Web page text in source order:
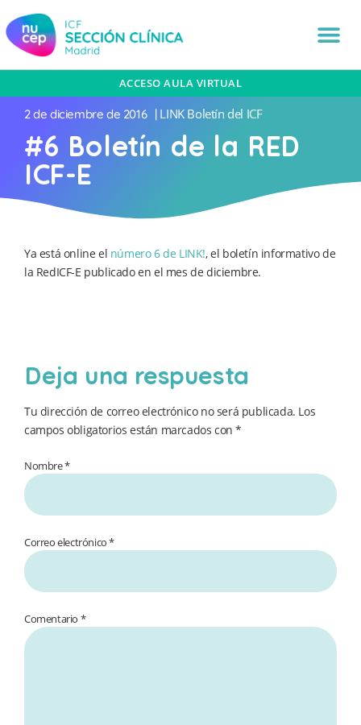
ACCESO AULA VIRTUAL
2 de diciembre de 2016 | LINK Boletín del ICF
#6 Boletín de la RED
ICF-E
Ya está online el número 6 de LINK!, el boletín informativo de
la RedICF-E publicado en el mes de diciembre.
Deja una respuesta
Tu dirección de correo electrónico no será publicada. Los
campos obligatorios están marcados con*
Nombre *
Correo electrónico *
Comentario *